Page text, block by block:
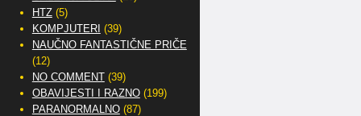
HTZ(5)
KOMPJUTERI (39)
NAUČNO FANTASTIČNE PRIČE
(12)
NO COMMENT(39)
OBAVIJESTI I RAZNO(199)
PARANORMALNO(87)